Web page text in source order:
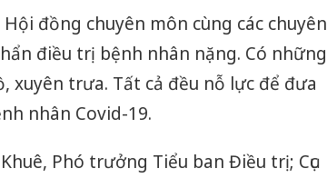
đồng chuyên môn cùng các chuyên
điều trị bệnh nhân nặng. Có những
xuyên trưa. Tất cả đều nỗ lực để đưa
nhân Covid-19.
Phó trưởng Tiểu ban Điều trị; Cục